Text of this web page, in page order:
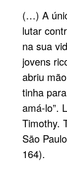
(…) A
lutar
na sua
jovens
abriu
tinha
amá-lo”.
Timothy.
São
164).